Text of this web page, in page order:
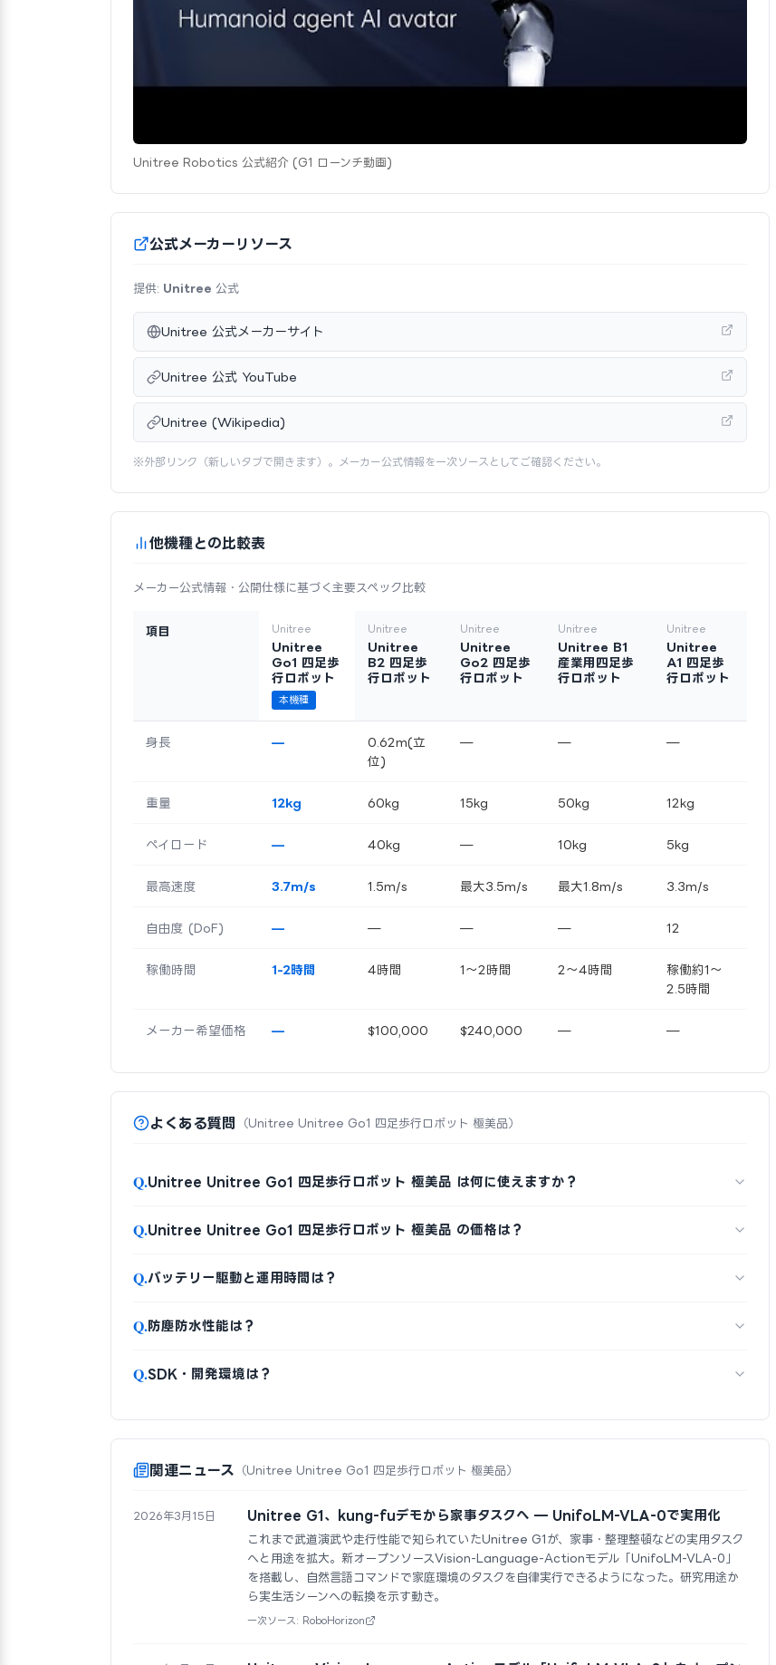
Unitree Robotics 公式紹介 (G1 ローンチ動画)
公式メーカーリソース
提供: Unitree 公式
Unitree 公式メーカーサイト
Unitree 公式 YouTube
Unitree (Wikipedia)
※外部リンク（新しいタブで開きます）。メーカー公式情報を一次ソースとしてご確認ください。
他機種との比較表
メーカー公式情報・公開仕様に基づく主要スペック比較
項目 Unitree
Unitree
Go1 四足歩
行ロボット
本機種
Unitree
Unitree
B2 四足歩
行ロボット
Unitree
Unitree
Go2 四足歩
行ロボット
Unitree
Unitree B1
産業用四足歩
行ロボット
Unitree
Unitree
A1 四足歩
行ロボット
身長 —
0.62m(立
位)
— — —
重量 12kg 60kg 15kg 50kg 12kg
ペイロード — 40kg — 10kg 5kg
最高速度 3.7m/s 1.5m/s 最大3.5m/s 最大1.8m/s 3.3m/s
自由度 (DoF) — — — — 12
稼働時間 1-2時間 4時間 1〜2時間 2〜4時間
稼働約1〜
2.5時間
メーカー希望価格 — $100,000 $240,000 — —
よくある質問 （Unitree Unitree Go1 四足歩行ロボット 極美品）
Q.Unitree Unitree Go1 四足歩行ロボット 極美品 は何に使えますか？
Q.Unitree Unitree Go1 四足歩行ロボット 極美品 の価格は？
Q.バッテリー駆動と運用時間は？
Q.防塵防水性能は？
Q.SDK・開発環境は？
関連ニュース （Unitree Unitree Go1 四足歩行ロボット 極美品）
2026年3月15日 Unitree G1、kung-fuデモから家事タスクへ — UnifoLM-VLA-0で実用化
これまで武道演武や走行性能で知られていたUnitree G1が、家事・整理整頓などの実用タスク
へと用途を拡大。新オープンソースVision-Language-Actionモデル「UnifoLM-VLA-0」
を搭載し、自然言語コマンドで家庭環境のタスクを自律実行できるようになった。研究用途か
ら実生活シーンへの転換を示す動き。
一次ソース: RoboHorizon